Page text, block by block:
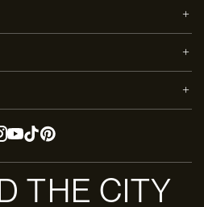
THE CITY